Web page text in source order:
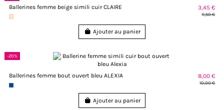
Ballerines femme beige simili cuir CLAIRE 3,45 €
11,50 €
Ajouter au panier
-20%
Ballerines femme bout ouvert bleu ALEXIA 8,00 €
10,00 €
Ajouter au panier